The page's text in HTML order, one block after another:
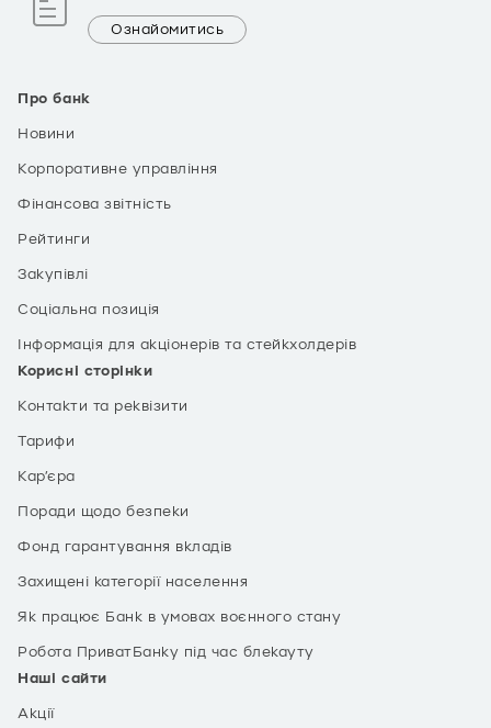
Про банк
Новини
Корпоративне управління
Фінансова звітність
Рейтинги
Закупівлі
Соціальна позиція
Інформація для акціонерів та стейкхолдерів
Корисні сторінки
Контакти та реквізити
Тарифи
Кар’єра
Поради щодо безпеки
Фонд гарантування вкладів
Захищені категорії населення
Як працює Банк в умовах воєнного стану
Робота ПриватБанку під час блекауту
Наші сайти
Акції
Ознайомитись